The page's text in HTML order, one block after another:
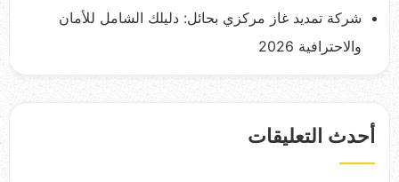
شركة تمديد غاز مركزي بحائل: دليلك الشامل للأمان
والاحترافية 2026
أحدث التعليقات